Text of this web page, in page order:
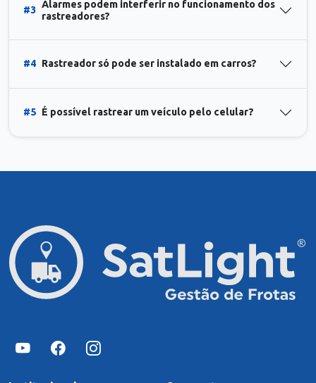
#3
Alarmes podem interferir no funcionamento dos
rastreadores?
#4 Rastreador só pode ser instalado em carros?
#5 É possível rastrear um veículo pelo celular?